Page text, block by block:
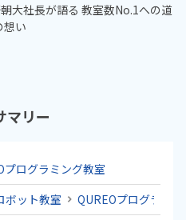
大社長が語る 教室数No.1への道
想い
マリー
プログラミング教室
ボット教室
QUREOプログラミ